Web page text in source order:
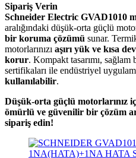
Sipariş Verin
Schneider Electric GVAD1010
aralığındaki düşük-orta güçlü
bir koruma çözümü sunar.
motorlarınızı aşırı yük ve kısa
korur. Kompakt tasarımı, sağlam
sertifikaları ile endüstriyel
kullanılabilir.
Düşük-orta güçlü motorlarınız
ömürlü ve güvenilir bir çözüm
sipariş edin!